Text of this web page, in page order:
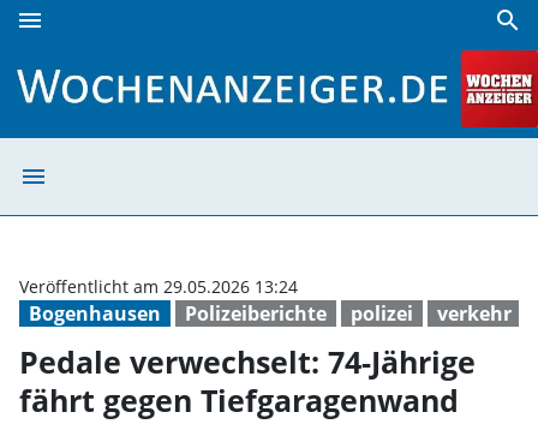
menu search
menu
Bogenhausen Polizeiberichte polizei verkehr
Veröffentlicht am 29.05.2026 13:24
Pedale verwechselt: 74-Jährige
fährt gegen Tiefgaragenwand